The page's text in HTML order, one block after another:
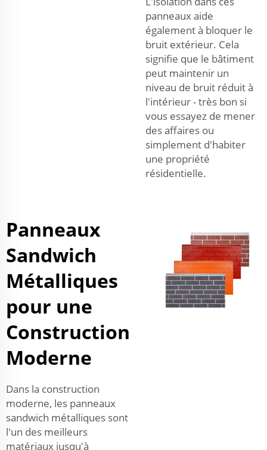
panneaux aide
également à bloquer le
bruit extérieur. Cela
signifie que le bâtiment
peut maintenir un
niveau de bruit réduit à
l'intérieur - très bon si
vous essayez de mener
des affaires ou
simplement d'habiter
une propriété
résidentielle.
Panneaux
Sandwich
Métalliques
pour une
Construction
Moderne
Dans la construction
moderne, les panneaux
sandwich métalliques sont
l'un des meilleurs
matériaux jusqu'à